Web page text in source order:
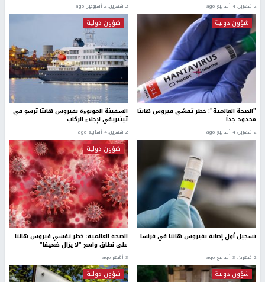
2 شهرين، 4 أسابيع ago 2 شهرين، 2 أسبوعين ago
شؤون دولية
"الصحة العالمية": خطر تفشي فيروس هانتا
محدود جداً
2 شهرين، 4 أسابيع ago
شؤون دولية
السفينة الموبوءة بفيروس هانتا ترسو في
تينيريفي لإجلاء الركاب
2 شهرين، 4 أسابيع ago
تسجيل أول إصابة بفيروس هانتا في فرنسا
2 شهرين، 3 أسابيع ago
شؤون دولية
الصحة العالمية: خطر تفشي فيروس هانتا
على نطاق واسع "لا يزال ضعيفا"
3 أشهر ago
شؤون دولية شؤون دولية